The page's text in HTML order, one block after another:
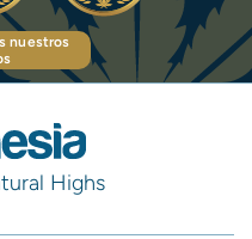
nuestros
Highs